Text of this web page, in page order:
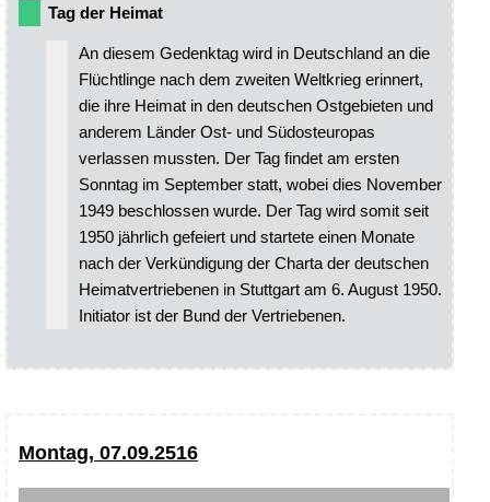
Tag der Heimat
An diesem Gedenktag wird in Deutschland an die
Flüchtlinge nach dem zweiten Weltkrieg erinnert,
die ihre Heimat in den deutschen Ostgebieten und
anderem Länder Ost- und Südosteuropas
verlassen mussten. Der Tag findet am ersten
Sonntag im September statt, wobei dies November
1949 beschlossen wurde. Der Tag wird somit seit
1950 jährlich gefeiert und startete einen Monate
nach der Verkündigung der Charta der deutschen
Heimatvertriebenen in Stuttgart am 6. August 1950.
Initiator ist der Bund der Vertriebenen.
Montag, 07.09.2516